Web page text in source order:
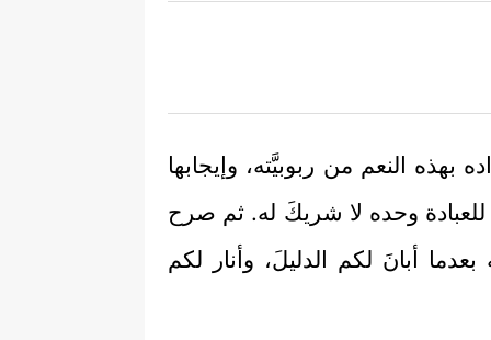
بهذه النعم من ربوبيَّته، وإيجابها
وحده لا شريكَ له. ثم صرح
أبانَ لكم الدليلَ، وأنار لكم